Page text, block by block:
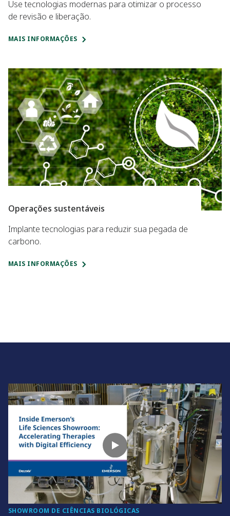
Use tecnologias modernas para otimizar o processo
de revisão e liberação.
MAIS INFORMAÇÕES
Operações sustentáveis
Implante tecnologias para reduzir sua pegada de
carbono.
MAIS INFORMAÇÕES
SHOWROOM DE CIÊNCIAS BIOLÓGICAS